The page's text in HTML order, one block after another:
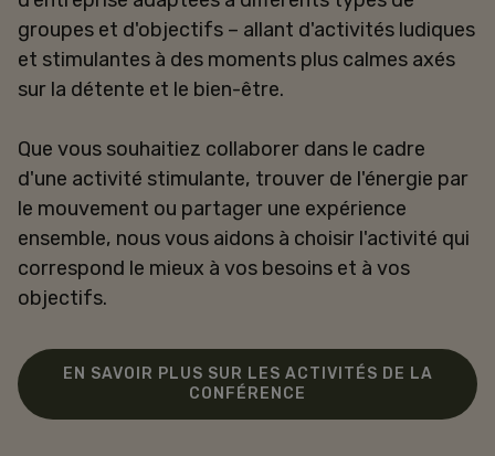
groupes et d'objectifs – allant d'activités ludiques
et stimulantes à des moments plus calmes axés
sur la détente et le bien-être.
Que vous souhaitiez collaborer dans le cadre
d'une activité stimulante, trouver de l'énergie par
le mouvement ou partager une expérience
ensemble, nous vous aidons à choisir l'activité qui
correspond le mieux à vos besoins et à vos
objectifs.
EN SAVOIR PLUS SUR LES ACTIVITÉS DE LA
CONFÉRENCE